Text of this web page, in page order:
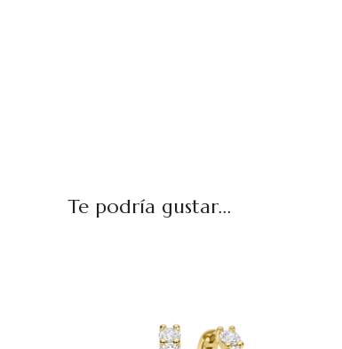
Te podría gustar...